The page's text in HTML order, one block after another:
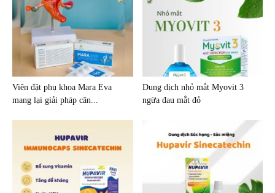
Viên đặt phụ khoa Mara Eva
mang lại giải pháp cân...
Dung dịch nhỏ mắt Myovit 3
ngừa đau mắt đỏ